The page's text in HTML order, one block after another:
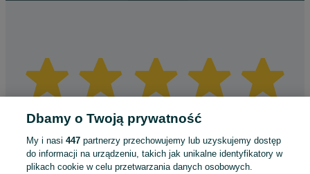
Dbamy o Twoją prywatność
My i nasi447 partnerzy przechowujemy lub uzyskujemy dostęp
do informacji na urządzeniu, takich jak unikalne identyfikatory w
plikach cookie w celu przetwarzania danych osobowych.